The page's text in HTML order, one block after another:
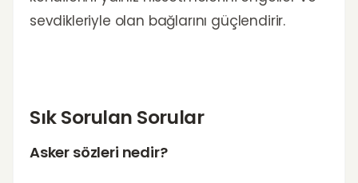
sevdikleriyle olan bağlarını güçlendirir.
Sık Sorulan Sorular
Asker sözleri nedir?